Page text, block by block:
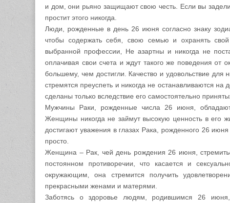
и дом, они рьяно защищают свою честь. Если вы
простит этого никогда.
Люди, рожденные в день 26 июня согласно знаку
чтобы содержать себя, свою семью и охранять
выбранной профессии, Не азартны и никогда не
оплачивая свои счета и ждут такого же поведения
большему, чем достигли. Качество и удовольствие для
стремятся преуспеть и никогда не останавливаются
сделаны только вследствие его самостоятельно
Мужчины Раки, рожденные числа 26 июня,
Женщины никогда не займут высокую ценность в его
достигают уважения в глазах Рака, рожденного 26
просто.
Женщина – Рак, чей день рождения 26 июня,
постоянном противоречии, что касается и
окружающим, она стремится получить
прекрасными женами и матерями.
Заботясь о здоровье людям, родившимся 26